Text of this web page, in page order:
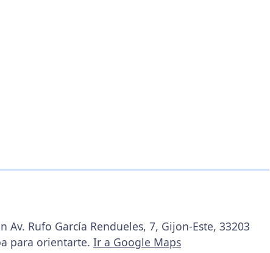
Rufo García Rendueles, 7, Gijon-Este, 33203
para orientarte. Ir a Google Maps